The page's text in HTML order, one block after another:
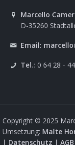
Marcello
D-35260
Email:
Tel.: 0 64 28 -
Copyright © 2025
Umsetzung: Malte
| Datenschutz | AGB